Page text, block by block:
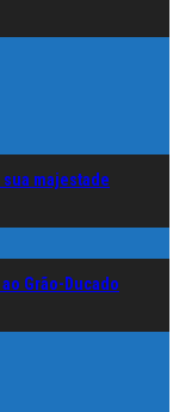
majestade
Grão-Ducado